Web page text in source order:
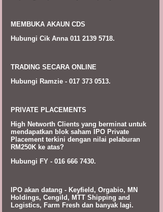
MEMBUKA AKAUN CDS
Hubungi Cik Anna 011 2139 5718.
TRADING SECARA ONLINE
Hubungi Ramzie - 017 373 0513.
PRIVATE PLACEMENTS
High Networth Clients yang berminat untuk
mendapatkan blok saham IPO Private
Placement terkini dengan nilai pelaburan
RM250K ke atas?
Hubungi FY - 016 666 7430.
IPO akan datang - Keyfield, Orgabio, MN
Holdings, Cengild, MTT Shipping and
Logistics, Farm Fresh dan banyak lagi.